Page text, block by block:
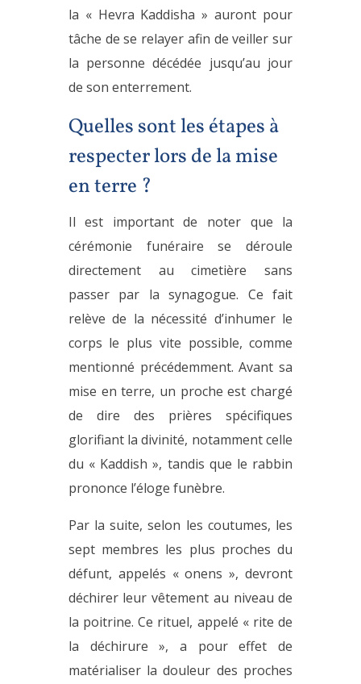
la « Hevra Kaddisha » auront pour
tâche de se relayer afin de veiller sur
la personne décédée jusqu’au jour
de son enterrement.
Quelles sont les étapes à
respecter lors de la mise
en terre ?
Il est important de noter que la
cérémonie funéraire se déroule
directement au cimetière sans
passer par la synagogue. Ce fait
relève de la nécessité d’inhumer le
corps le plus vite possible, comme
mentionné précédemment. Avant sa
mise en terre, un proche est chargé
de dire des prières spécifiques
glorifiant la divinité, notamment celle
du « Kaddish », tandis que le rabbin
prononce l’éloge funèbre.
Par la suite, selon les coutumes, les
sept membres les plus proches du
défunt, appelés « onens », devront
déchirer leur vêtement au niveau de
la poitrine. Ce rituel, appelé « rite de
la déchirure », a pour effet de
matérialiser la douleur des proches